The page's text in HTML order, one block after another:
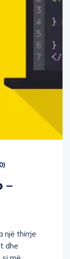
0)
–
një thirrje
dhe